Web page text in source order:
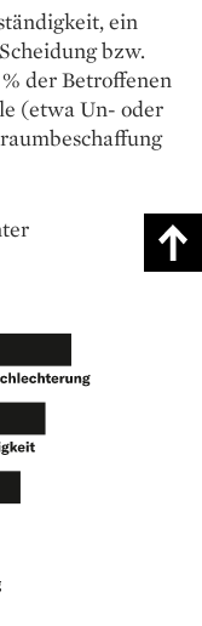
ein
bzw.
der Betroffenen
(etwa Un- oder